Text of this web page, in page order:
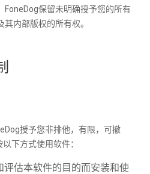
FoneDog保留未明确授予您的所有
内部版权的所有权。
授予您非排他，有限，可撤
下方式使用软件：
评估本软件的目的而安装和使